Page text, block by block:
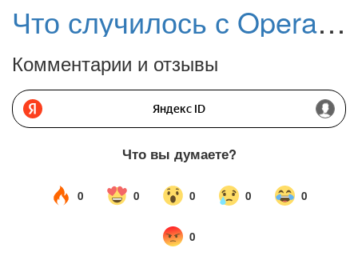
Что случилось с Opera Turbo? Поддержка функции завершена?
Комментарии и отзывы